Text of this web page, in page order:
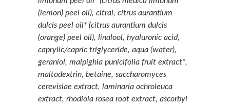
(lemon) peel oil), citral, citrus aurantium
dulcis peel oil* (citrus aurantium dulcis
(orange) peel oil), linalool, hyaluronic acid,
caprylic/capric triglyceride, aqua (water),
geraniol, malpighia punicifolia fruit extract*,
maltodextrin, betaine, saccharomyces
cerevisiae extract, laminaria ochroleuca
extract, rhodiola rosea root extract, ascorbyl